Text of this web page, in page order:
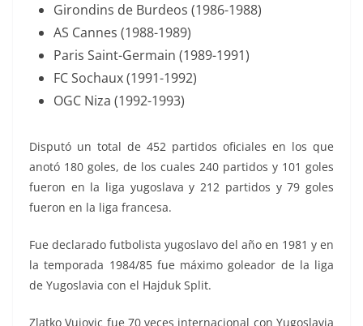
Girondins de Burdeos (1986-1988)
AS Cannes (1988-1989)
Paris Saint-Germain (1989-1991)
FC Sochaux (1991-1992)
OGC Niza (1992-1993)
Disputó un total de 452 partidos oficiales en los que
anotó 180 goles, de los cuales 240 partidos y 101 goles
fueron en la liga yugoslava y 212 partidos y 79 goles
fueron en la liga francesa.
Fue declarado futbolista yugoslavo del año en 1981 y en
la temporada 1984/85 fue máximo goleador de la liga
de Yugoslavia con el Hajduk Split.
Zlatko Vujovic fue 70 veces internacional con Yugoslavia